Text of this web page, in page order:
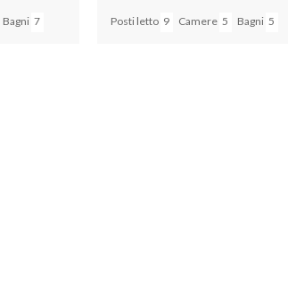
Bagni 7 Posti letto 9 Camere 5 Bagni 5